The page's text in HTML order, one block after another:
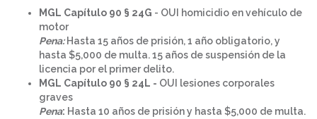
MGL Capítulo 90 § 24G - OUI homicidio en vehículo de
motor
Pena: Hasta 15 años de prisión, 1 año obligatorio, y
hasta $5,000 de multa. 15 años de suspensión de la
licencia por el primer delito.
MGL Capítulo 90 § 24L - OUI lesiones corporales
graves
Pena: Hasta 10 años de prisión y hasta $5,000 de multa.